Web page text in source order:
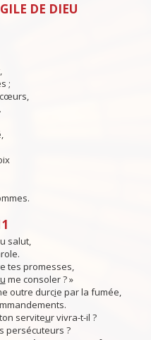
DE DIEU
;
salut,
tes promesses,
u me consoler ? »
outre durcie par la fumée,
serviteur vivra-t-il ?
persécuteurs ?